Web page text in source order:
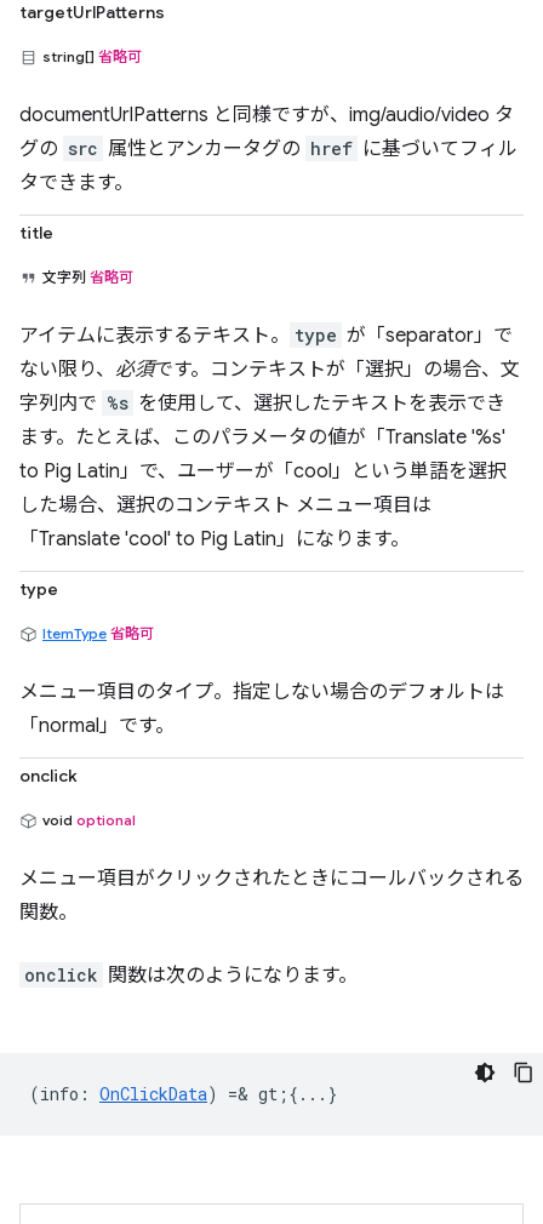
targetUrlPatterns
string[] 省略可
documentUrlPatterns と同様ですが、img/audio/video タ
グの src 属性とアンカータグの href に基づいてフィル
タできます。
title
文字列 省略可
アイテムに表示するテキスト。 type が「separator」で
ない限り、 必須です。コンテキストが「選択」の場合、文
字列内で %s を使用して、選択したテキストを表示でき
ます。たとえば、このパラメータの値が「Translate '%s'
to Pig Latin」で、ユーザーが「cool」という単語を選択
した場合、選択のコンテキスト メニュー項目は
「Translate 'cool' to Pig Latin」になります。
type
ItemType 省略可
メニュー項目のタイプ。指定しない場合のデフォルトは
「normal」です。
onclick
void optional
メニュー項目がクリックされたときにコールバックされる
関数。
onclick 関数は次のようになります。
(info : OnClickData) =& gt;{...}